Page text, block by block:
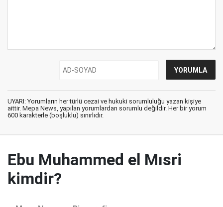
UYARI: Yorumların her türlü cezai ve hukuki sorumluluğu yazan kişiye
aittir. Mepa News, yapılan yorumlardan sorumlu değildir. Her bir yorum
600 karakterle (boşluklu) sınırlıdır.
Ebu Muhammed el Mısri
kimdir?